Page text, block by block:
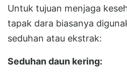
Untuk tujuan menjaga
tapak dara biasanya
seduhan atau ekstrak:
Seduhan daun kering: